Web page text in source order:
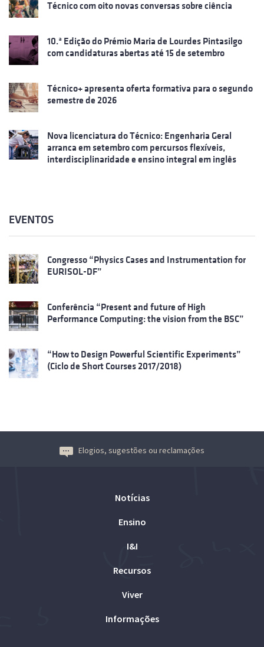
Técnico com oito novas conversas sobre ciência
10.ª Edição do Prémio Maria de Lourdes Pintasilgo
com candidaturas abertas até 15 de setembro
Técnico+ apresenta oferta formativa para o segundo
semestre de 2026
Nova licenciatura do Técnico: Engenharia Geral
arranca em setembro com percursos flexíveis,
interdisciplinaridade e ensino integral em inglês
EVENTOS
Congresso “Physics Cases and Instrumentation for
EURISOL-DF”
Conferência “Present and future of High
Performance Computing: the vision from the BSC”
“How to Design Powerful Scientific Experiments”
(Ciclo de Short Courses 2017/2018)
Elogios, sugestões ou reclamações
Notícias
Ensino
I&I
Recursos
Viver
Informações